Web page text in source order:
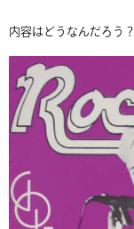
内容はどうなんだろう？